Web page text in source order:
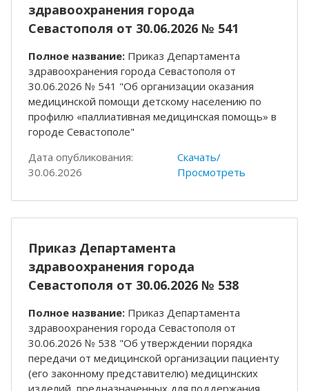
здравоохранения города
Севастополя от 30.06.2026 № 541
Полное название: Приказ Департамента
здравоохранения города Севастополя от
30.06.2026 № 541 "Об организации оказания
медицинской помощи детскому населению по
профилю «паллиативная медицинская помощь» в
городе Севастополе"
Дата опубликования:
30.06.2026
Скачать/
Просмотреть
Приказ Департамента
здравоохранения города
Севастополя от 30.06.2026 № 538
Полное название: Приказ Департамента
здравоохранения города Севастополя от
30.06.2026 № 538 "Об утверждении порядка
передачи от медицинской организации пациенту
(его законному представителю) медицинских
изделий, предназначенных для поддержания